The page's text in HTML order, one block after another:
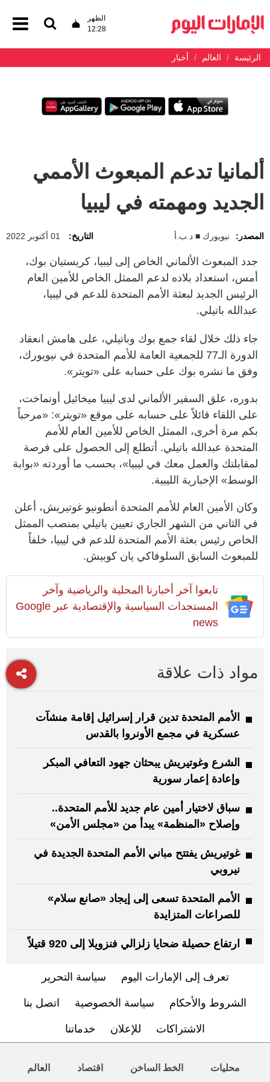
الظهر
12:28
الرئيسة العالم أخبار
ألمانيا تدعم المبعوث الأممي
الجديد ومهمته في ليبيا
المصدر: نيويورك ■ د.ب.أ التاريخ: 01 أكتوبر 2022
جدد المبعوث الألماني الخاص إلى ليبيا، كريستيان بوك،
أمس، استعداد بلاده لدعم الممثل الخاص للأمين العام
الرئيس الجديد لبعثة الأمم المتحدة للدعم في ليبيا،
عبدالله باتيلي.
جاء ذلك خلال لقاء جمع بوك وباتيلي، على هامش انعقاد
الدورة الـ77 للجمعية العامة للأمم المتحدة في نيويورك،
وفق ما نشره بوك على حسابه على «تويتر».
بدوره، علق السفير الألماني لدى ليبيا ميخائيل أونماخت،
على اللقاء قائلاً على حسابه على موقع «تويتر»: «مرحباً
بكم مرة أخرى، الممثل الخاص للأمين العام للأمم
المتحدة عبدالله باتيلي. أتطلع إلى الحصول على فرصة
لمقابلتك والعمل معك في ليبيا»، بحسب ما أوردته «بوابة
الوسط» الإخبارية الليبية.
وكان الأمين العام للأمم المتحدة أنطونيو غوتيريش، أعلن
في الثاني من الشهر الجاري تعيين باتيلي بمنصب الممثل
الخاص رئيس بعثة الأمم المتحدة للدعم في ليبيا، خلفاً
للمبعوث السابق السلوفاكي يان كوبيش.
تابعوا آخر أخبارنا المحلية والرياضية وآخر
المستجدات السياسية والإقتصادية عبر Google
news
مواد ذات علاقة
الأمم المتحدة تدين قرار إسرائيل إقامة منشآت
عسكرية في مجمع الأونروا بالقدس
الشرع وغوتيريش يبحثان جهود التعافي المبكر
وإعادة إعمار سورية
سباق لاختيار أمين عام جديد للأمم المتحدة..
وإصلاح «المنظمة» يبدأ من «مجلس الأمن»
غوتيريش يفتتح مباني الأمم المتحدة الجديدة في
نيروبي
الأمم المتحدة تسعى إلى إيجاد «صانع سلام»
للصراعات المتزايدة
ارتفاع حصيلة ضحايا زلزالي فنزويلا إلى 920 قتيلاً
تعرف إلى الإمارات اليوم سياسة التحرير
الشروط والأحكام سياسة الخصوصية اتصل بنا
الاشتراكات للإعلان خدماتنا
محليات الخط الساخن اقتصاد العالم